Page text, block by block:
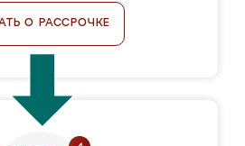
О РАССРОЧКЕ